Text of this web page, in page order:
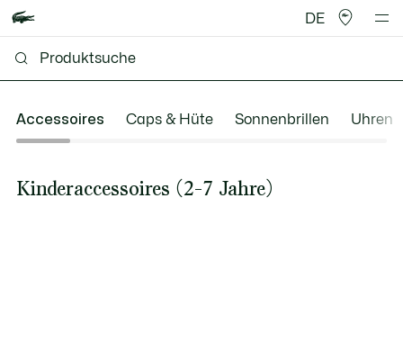
DE
Accessoires Caps & Hüte Sonnenbrillen Uhren
Kinderaccessoires (2-7 Jahre)